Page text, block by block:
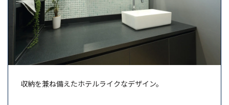
収納を兼ね備えたホテルライクなデザイン。